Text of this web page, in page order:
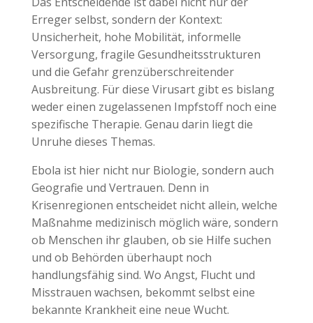
Erreger selbst, sondern der Kontext:
Unsicherheit, hohe Mobilität, informelle
Versorgung, fragile Gesundheitsstrukturen
und die Gefahr grenzüberschreitender
Ausbreitung. Für diese Virusart gibt es bislang
weder einen zugelassenen Impfstoff noch eine
spezifische Therapie. Genau darin liegt die
Unruhe dieses Themas.
Ebola ist hier nicht nur Biologie, sondern auch
Geografie und Vertrauen. Denn in
Krisenregionen entscheidet nicht allein, welche
Maßnahme medizinisch möglich wäre, sondern
ob Menschen ihr glauben, ob sie Hilfe suchen
und ob Behörden überhaupt noch
handlungsfähig sind. Wo Angst, Flucht und
Misstrauen wachsen, bekommt selbst eine
bekannte Krankheit eine neue Wucht.